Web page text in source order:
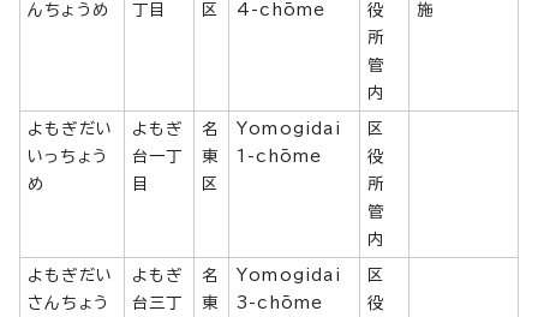
んちょうめ
丁目
区
4-chōme
役
所
管
内
施
よもぎだい
いっちょう
め
よもぎ
台一丁
目
名
東
区
Yomogidai
1-chōme
区
役
所
管
内
よもぎだい
さんちょう
よもぎ
台三丁
名
東
Yomogidai
3-chōme
区
役